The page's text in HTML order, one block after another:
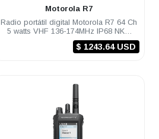
Motorola R7
Radio portátil digital Motorola R7 64 Ch
5 watts VHF 136-174MHz IP68 NKP
Compatible
$ 1243.64 USD